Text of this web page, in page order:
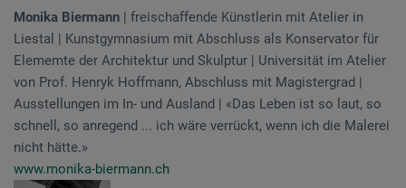
Monika Biermann | freischaffende Künstlerin mit Atelier in
Liestal | Kunstgymnasium mit Abschluss als Konservator für
Elememte der Architektur und Skulptur | Universität im Atelier
von Prof. Henryk Hoffmann, Abschluss mit Magistergrad |
Ausstellungen im In- und Ausland | «Das Leben ist so laut, so
schnell, so anregend ... ich wäre verrückt, wenn ich die Malerei
nicht hätte.»
www.monika-biermann.ch